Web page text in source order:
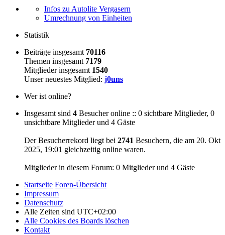
Infos zu Autolite Vergasern
Umrechnung von Einheiten
Statistik
Beiträge insgesamt 70116
Themen insgesamt 7179
Mitglieder insgesamt 1540
Unser neuestes Mitglied: j0uns
Wer ist online?
Insgesamt sind 4 Besucher online :: 0 sichtbare Mitglieder, 0
unsichtbare Mitglieder und 4 Gäste
Der Besucherrekord liegt bei 2741 Besuchern, die am 20. Okt
2025, 19:01 gleichzeitig online waren.
Mitglieder in diesem Forum: 0 Mitglieder und 4 Gäste
Startseite Foren-Übersicht
Impressum
Datenschutz
Alle Zeiten sind UTC+02:00
Alle Cookies des Boards löschen
Kontakt